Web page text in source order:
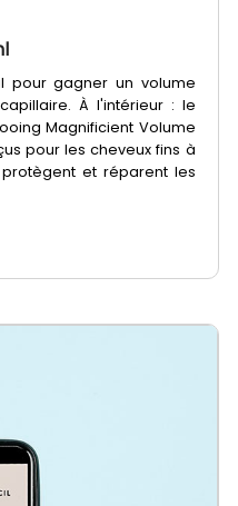
pour gagner un volume
À l'intérieur : le
Magnificient Volume
pour les cheveux fins à
et réparent les